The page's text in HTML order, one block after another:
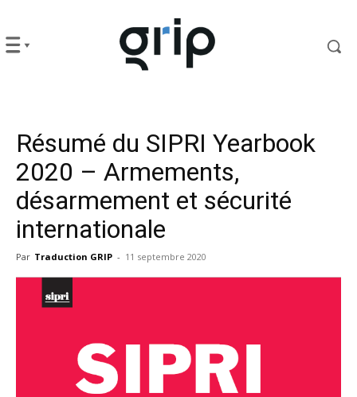
Résumé du SIPRI Yearbook
2020 – Armements,
désarmement et sécurité
internationale
Par Traduction GRIP - 11 septembre 2020